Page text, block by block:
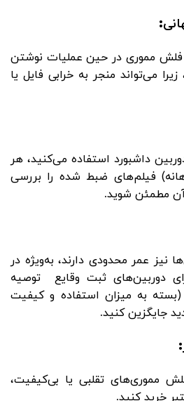
:
فلش مموری در حین عملیات نوشتن
می‌تواند منجر به خرابی فایل یا
داشبورد استفاده می‌کنید، هر
فیلم‌های ضبط شده را بررسی
آن مطمئن شوید.
عمر محدودی دارند، به‌ویژه در
دوربین‌های ثبت وقایع توصیه
2 تا 4 سال (بسته به میزان استفاده و کیفیت
جایگزین کنید.
:
مموری‌های تقلبی یا بی‌کیفیت،
خرید کنید.